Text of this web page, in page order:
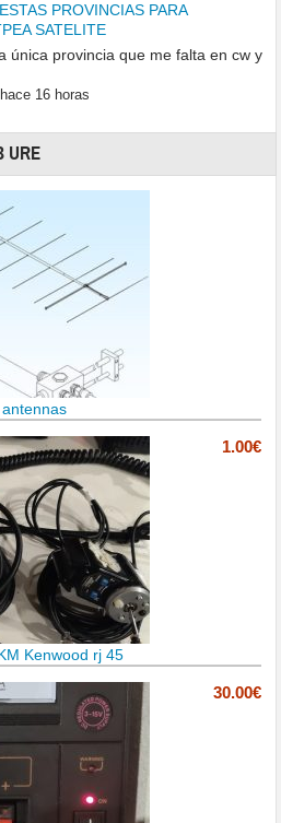
PROVINCIAS PARA
SATELITE
única provincia que me falta en cw y
hace 16 horas
URE
1.00€
Kenwood rj 45
30.00€